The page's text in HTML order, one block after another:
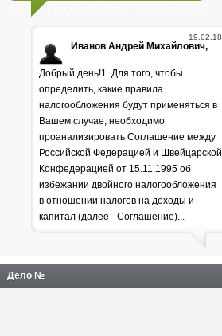
Генпрокуратура
раскритиковала положение
дел в лесной отрасли
19.02.18
Иванов Андрей Михайлович,
Добрый день!1. Для того, чтобы
определить, какие правила
налогообложения будут применяться в
Вашем случае, необходимо
проанализировать Соглашение между
Российской Федерацией и Швейцарской
Конфедерацией от 15.11.1995 об
избежании двойного налогообложения
в отношении налогов на доходы и
капитал (далее - Соглашение)...
Дело №